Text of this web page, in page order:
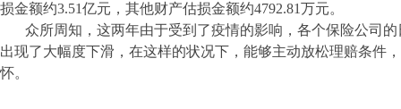
损金额约3.51亿元，其他财产估损金额约4792.81万元。
众所周知，这两年由于受到了疫情的影响，各个保险公司
出现了大幅度下滑，在这样的状况下，能够主动放松理赔条件
怀。